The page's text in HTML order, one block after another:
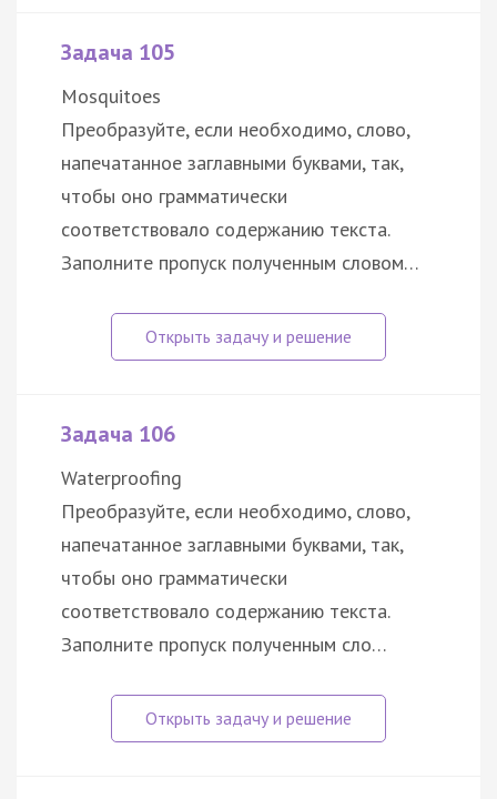
Задача 105
Mosquitoes
Преобразуйте, если необходимо, слово,
напечатанное заглавными буквами, так,
чтобы оно грамматически
соответствовало содержанию текста.
Заполните пропуск полученным словом…
Задача 106
Waterproofing
Преобразуйте, если необходимо, слово,
напечатанное заглавными буквами, так,
чтобы оно грамматически
соответствовало содержанию текста.
Заполните пропуск полученным сло…